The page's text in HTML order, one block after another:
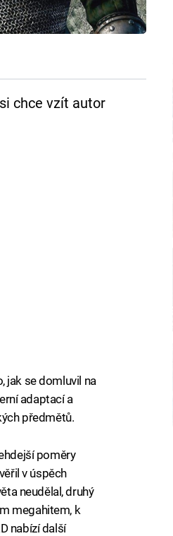
chce vzít autor
jak se domluvil na
adaptací a
předmětů.
poměry
v úspěch
neudělal, druhý
megahitem, k
nabízí další